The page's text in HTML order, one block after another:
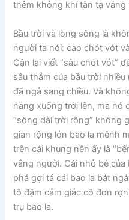
thêm không khí tàn tạ vắng
Bầu trời và lòng sông là
người ta nói: cao chót vót
Cận lại viết “sâu chót vót”
sâu thẳm của bầu trời
đã ngả sang chiều. Và
nắng xuống trời lên, mà nó
“sông dài trời rộng” không
gian rộng lớn bao la mênh
trên cái khung nền ấy là
vắng người. Cái nhỏ bé
phá gợi tả cái bao la bát
tô đậm cảm giác cô đơn
trụ bao la.